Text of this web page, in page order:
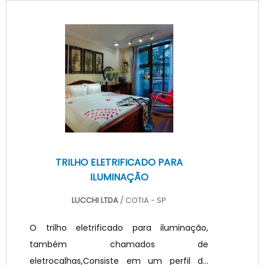
normalmente. Do produto conectados a
luminária e a rede elétrica e dependendo
do modelo ao driver externo. Existem
vários modelos de soquetes para tubo LED
conforme o modelo e necessidade da l.
TRILHO ELETRIFICADO PARA
ILUMINAÇÃO
LUCCHI LTDA / COTIA - SP
O trilho eletrificado para iluminação,
também chamados de
eletrocalhas,Consiste em um perfil de